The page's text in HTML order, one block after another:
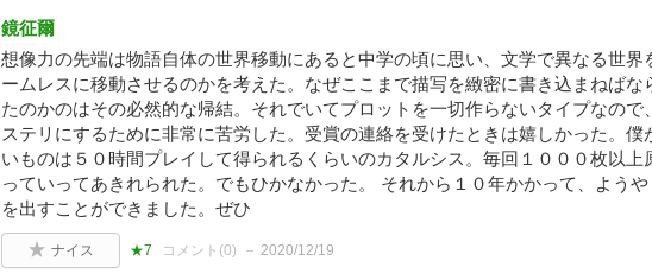
鏡征爾
想像力の先端は物語自体の世界移動にあると中学の頃に思い、文学で異なる世界
ームレスに移動させるのかを考えた。なぜここまで描写を緻密に書き込まねばな
たのかのはその必然的な帰結。それでいてプロットを一切作らないタイプなので
ステリにするために非常に苦労した。受賞の連絡を受けたときは嬉しかった。僕
いものは５０時間プレイして得られるくらいのカタルシス。毎回１０００枚以上
っていってあきれられた。でもひかなかった。 それから１０年かかって、ようや
を出すことができました。ぜひ
ナイス ★7 コメント(0) 2020/12/19